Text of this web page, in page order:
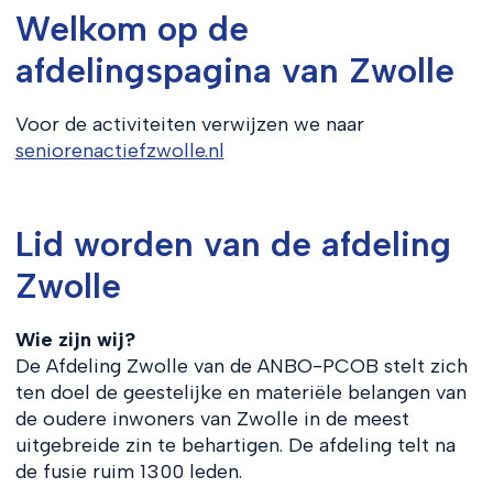
Welkom op de
afdelingspagina van Zwolle
Voor de activiteiten verwijzen we naar
seniorenactiefzwolle.nl
Lid worden van de afdeling
Zwolle
Wie zijn wij?
De Afdeling Zwolle van de ANBO-PCOB stelt zich
ten doel de geestelijke en materiële belangen van
de oudere inwoners van Zwolle in de meest
uitgebreide zin te behartigen. De afdeling telt na
de fusie ruim 1300 leden.